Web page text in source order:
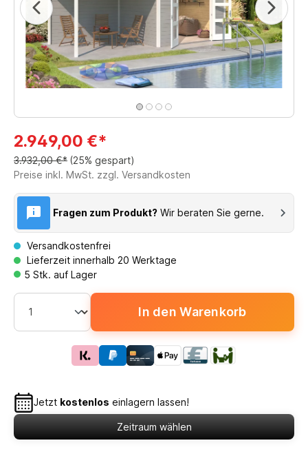
2.949,00 €*
3.932,00 €* (25% gespart)
Preise inkl. MwSt. zzgl. Versandkosten
Fragen zum Produkt? Wir beraten Sie gerne.
Versandkostenfrei
Lieferzeit innerhalb 20 Werktage
5 Stk. auf Lager
In den Warenkorb
Jetzt kostenlos einlagern lassen!
Zeitraum wählen